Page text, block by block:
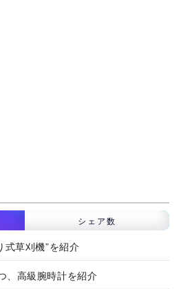
シェア数
式草刈機”を紹介
、高級腕時計を紹介